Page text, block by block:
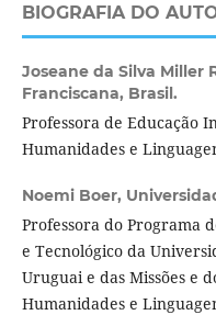
BIOGRAFIA DO
Joseane da Silva Miller
Franciscana, Brasil.
Professora de Educação
Humanidades e
Noemi Boer,
Professora do Programa
e Tecnológico da
Uruguai e das Missões e
Humanidades e